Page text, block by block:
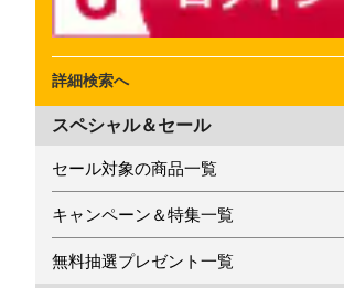
詳細検索へ
スペシャル＆セール
セール対象の商品一覧
キャンペーン＆特集一覧
無料抽選プレゼント一覧